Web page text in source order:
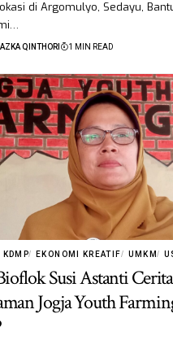
di Argomulyo, Sedayu,
QINTHORI 1 MIN READ
KDMP EKONOMI KREATIF UMKM
Susi Astanti
Jogja Youth